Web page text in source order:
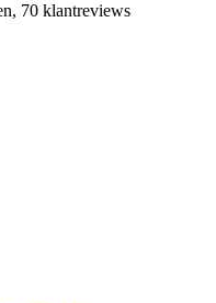
70 klantreviews